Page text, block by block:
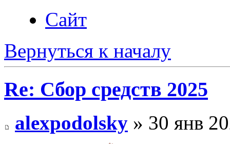
Сайт
Вернуться к началу
Re: Сбор средств 2025
alexpodolsky » 30 янв